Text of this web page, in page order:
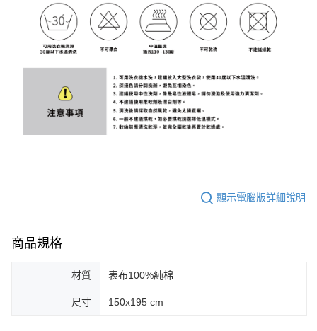
顯示電腦版詳細說明
商品規格
材質 表布100%純棉
尺寸 150x195 cm